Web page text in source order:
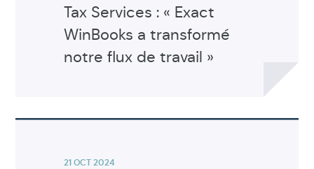
Tax Services : « Exact
WinBooks a transformé
notre flux de travail »
Voir
21 OCT 2024